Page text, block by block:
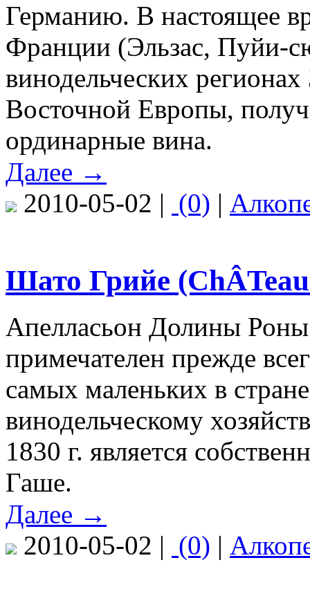
Германию. В настоящее
Франции (Эльзас, Пуйи-
винодельческих
Восточной Европы,
ординарные вина.
Далее →
2010-05-02 | (0) |
Шато Грийе
Апелласьон Долины
примечателен прежде
самых маленьких в
винодельческому
1830 г. является
Гаше.
Далее →
2010-05-02 | (0) |